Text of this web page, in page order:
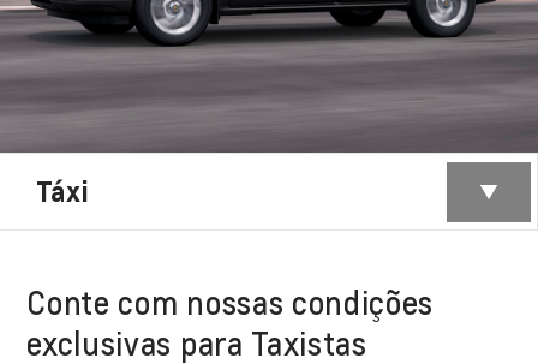
Táxi
Conte com nossas condições
exclusivas para Taxistas